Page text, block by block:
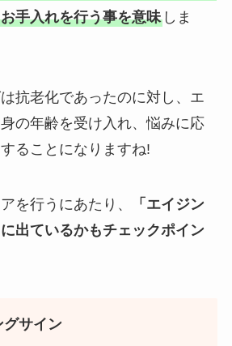
手入れを行う事を意味しま
抗老化であったのに対し、エ
の年齢を受け入れ、悩みに応
ることになりますね!
を行うにあたり、
「エイジン
出ているかもチェックポイン
グサイン